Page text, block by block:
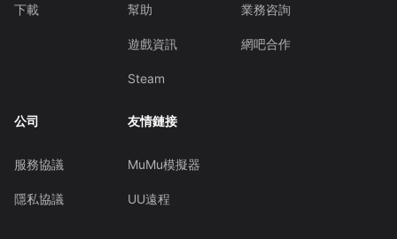
下載 幫助
遊戲資訊
Steam
業務咨詢
網吧合作
公司
服務協議
隱私協議
友情鏈接
MuMu模擬器
UU遠程